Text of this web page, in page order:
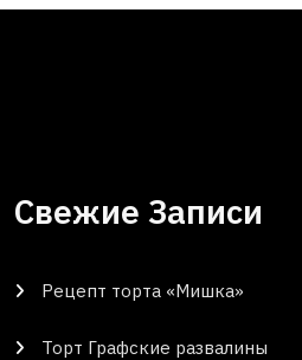
Свежие Записи
Рецепт торта «Мишка»
Торт Графские развалины